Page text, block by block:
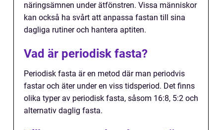
näringsämnen under ätfönstren. Vissa människor
kan också ha svårt att anpassa fastan till sina
dagliga rutiner och hantera aptiten.
Vad är periodisk fasta?
Periodisk fasta är en metod där man periodvis
fastar och äter under en viss tidsperiod. Det finns
olika typer av periodisk fasta, såsom 16:8, 5:2 och
alternativ daglig fasta.